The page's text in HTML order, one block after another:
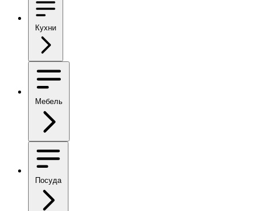
Кухни
Мебель
Посуда